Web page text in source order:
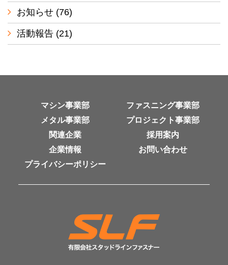
お知らせ (76)
活動報告 (21)
マシン事業部
ファスニング事業部
メタル事業部
プロジェクト事業部
関連企業
採用案内
企業情報
お問い合わせ
プライバシーポリシー